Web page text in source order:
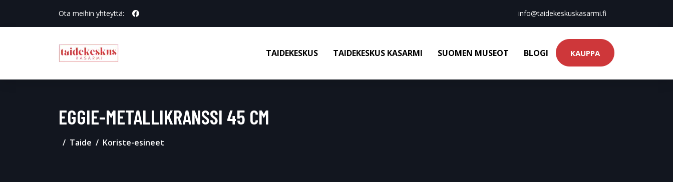
Ota meihin yhteyttä: info@taidekeskuskasarmi.fi
TAIDEKESKUS TAIDEKESKUS KASARMI SUOMEN MUSEOT BLOGI KAUPPA
EGGIE-METALLIKRANSSI 45 CM
Taide Koriste-esineet